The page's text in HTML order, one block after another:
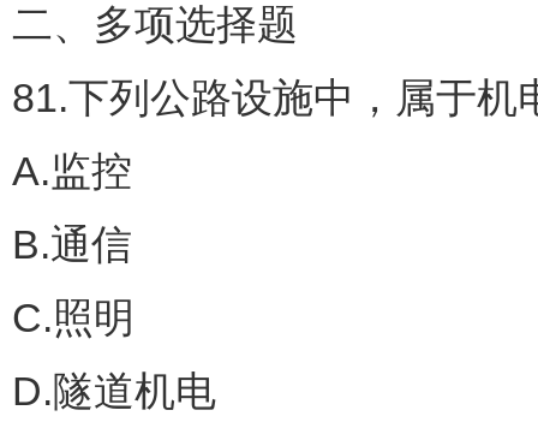
二、多项选择题
81.下列公路设施中，属于机
A.监控
B.通信
C.照明
D.隧道机电